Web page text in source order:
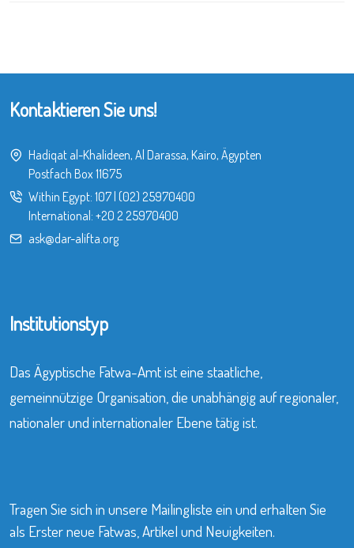
Kontaktieren Sie uns!
Hadiqat al-Khalideen, Al Darassa, Kairo, Ägypten
Postfach Box 11675
Within Egypt: 107| (02) 25970400
International: +20 2 25970400
ask@dar-alifta.org
Institutionstyp
Das Ägyptische Fatwa-Amt ist eine staatliche,
gemeinnützige Organisation, die unabhängig auf regionaler,
nationaler und internationaler Ebene tätig ist.
Tragen Sie sich in unsere Mailingliste ein und erhalten Sie
als Erster neue Fatwas, Artikel und Neuigkeiten.